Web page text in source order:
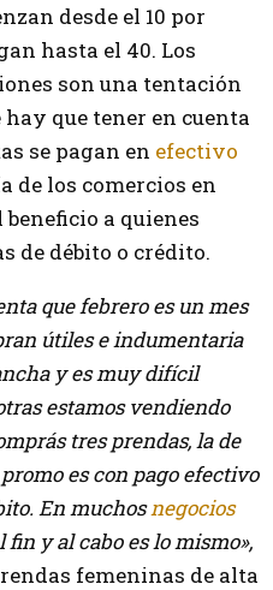
desde el 10 por
hasta el 40. Los
son una tentación
que tener en cuenta
se pagan en efectivo
de los comercios en
a quienes
de débito o crédito.
que febrero es un mes
útiles e indumentaria
y es muy difícil
estamos vendiendo
tres prendas, la de
es con pago efectivo
En muchosnegocios
y al cabo es lo mismo»,
femeninas de alta